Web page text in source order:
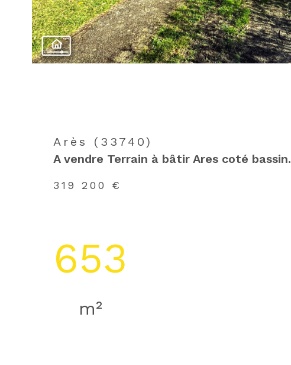
Arès (33740)
A vendre Terrain à bâtir Ares coté bassin.
319 200 €
653
m²